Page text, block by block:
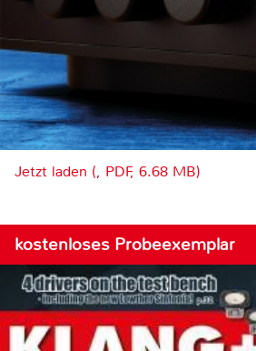
Jetzt laden (, PDF, 6.68 MB)
kostenloses Probeexemplar